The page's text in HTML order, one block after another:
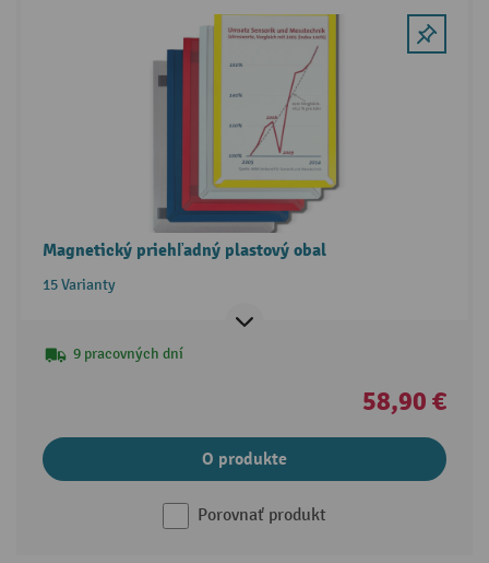
Magnetický priehľadný plastový obal
15 Varianty
9 pracovných dní
58,90 €
O produkte
Porovnať produkt